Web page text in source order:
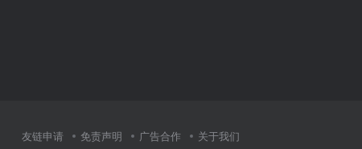
友链申请 免责声明 广告合作 关于我们